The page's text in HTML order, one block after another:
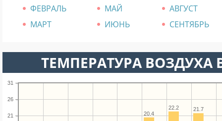
ФЕВРАЛЬ
МАЙ
АВГУСТ
МАРТ
ИЮНЬ СЕНТЯБРЬ
ТЕМПЕРАТУРА ВОЗДУХА
21
26
31
21.7
22.2
20.4